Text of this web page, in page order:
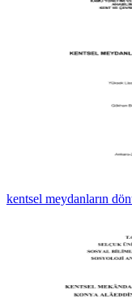
kentsel meydanların